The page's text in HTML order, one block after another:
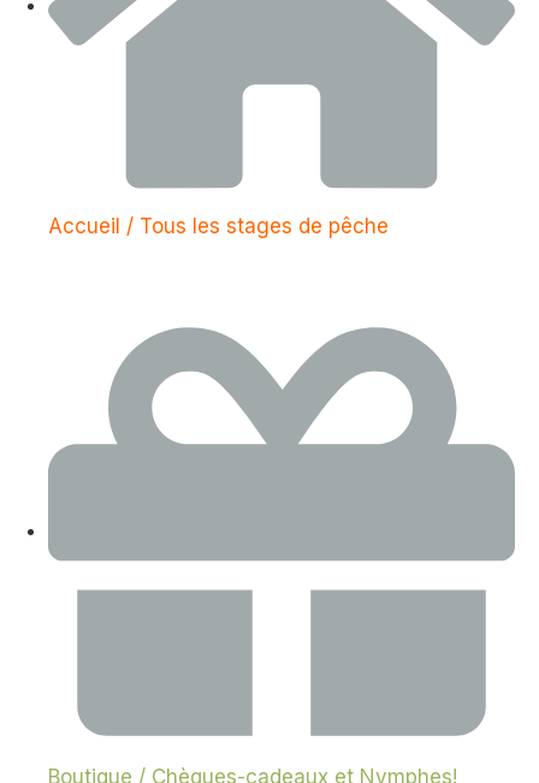
Accueil / Tous les stages de pêche
Boutique / Chèques-cadeaux et Nymphes!